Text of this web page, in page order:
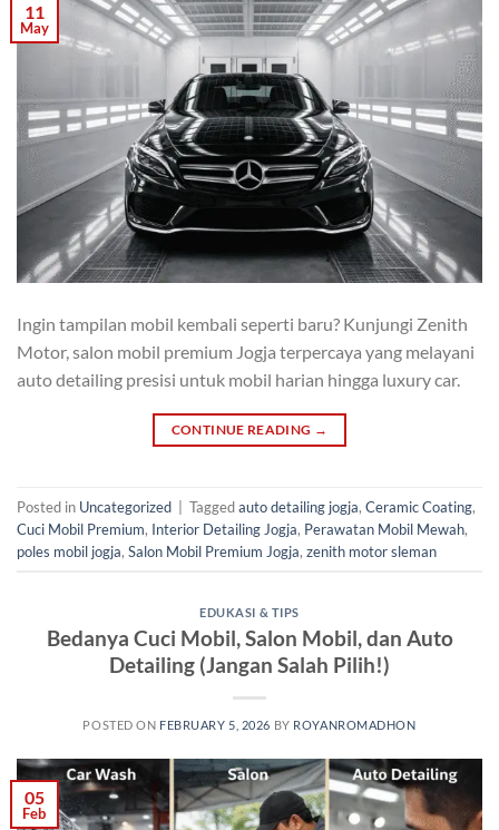
11
May
Ingin tampilan mobil kembali seperti baru? Kunjungi Zenith
Motor, salon mobil premium Jogja terpercaya yang melayani
auto detailing presisi untuk mobil harian hingga luxury car.
CONTINUE READING →
Posted in Uncategorized Taggedauto detailing jogja, Ceramic Coating,
Cuci Mobil Premium, Interior Detailing Jogja, Perawatan Mobil Mewah,
poles mobil jogja, Salon Mobil Premium Jogja, zenith motor sleman
EDUKASI & TIPS
Bedanya Cuci Mobil, Salon Mobil, dan Auto
Detailing (Jangan Salah Pilih!)
POSTED ON FEBRUARY 5, 2026 BY ROYANROMADHON
05
Feb